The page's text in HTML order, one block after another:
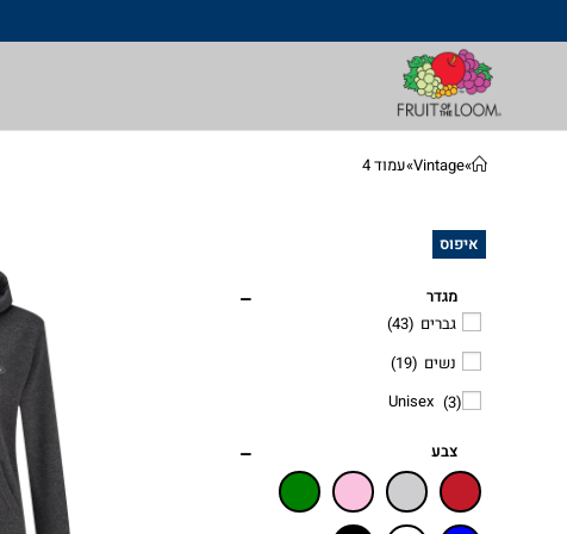
»
Vintage
»עמוד 4
איפוס
מגדר
גברים (43)
נשים (19)
Unisex (3)
צבע